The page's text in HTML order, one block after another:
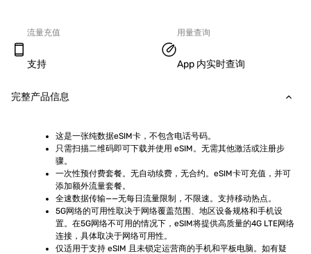
流量充值
支持
用量查询
App 内实时查询
完整产品信息
这是一张纯数据eSIM卡，不包含电话号码。
只需扫描二维码即可下载并使用 eSIM。无需其他激活或注册步
骤。
一次性预付费套餐。无自动续费，无合约。eSIM卡可充值，并可
添加额外流量套餐。
全速数据传输——无每日流量限制，不限速。支持移动热点。
5G网络的可用性取决于网络覆盖范围、地区设备规格和手机设
置。在5G网络不可用的情况下，eSIM将提供高质量的4G LTE网络
连接，具体取决于网络可用性。
仅适用于支持 eSIM 且未锁定运营商的手机和平板电脑。如有疑